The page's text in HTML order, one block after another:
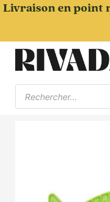
Aller
Livraison en point
Recherche
produits